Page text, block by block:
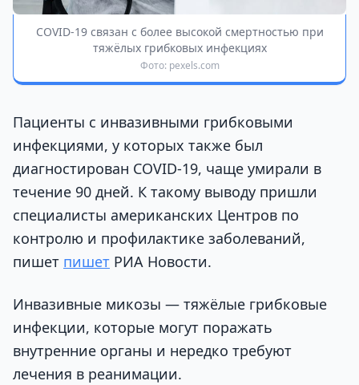
COVID-19 связан с более высокой смертностью при
тяжёлых грибковых инфекциях
Фото: pexels.com
Пациенты с инвазивными грибковыми
инфекциями, у которых также был
диагностирован COVID-19, чаще умирали в
течение 90 дней. К такому выводу пришли
специалисты американских Центров по
контролю и профилактике заболеваний,
пишет пишет РИА Новости.
Инвазивные микозы — тяжёлые грибковые
инфекции, которые могут поражать
внутренние органы и нередко требуют
лечения в реанимации.